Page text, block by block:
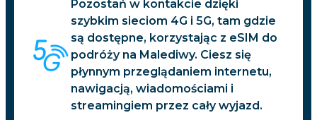
Pozostań w kontakcie dzięki
szybkim sieciom 4G i 5G, tam gdzie
są dostępne, korzystając z eSIM do
podróży na Malediwy. Ciesz się
płynnym przeglądaniem internetu,
nawigacją, wiadomościami i
streamingiem przez cały wyjazd.